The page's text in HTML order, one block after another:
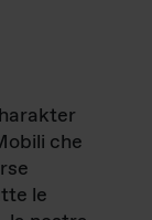
che
le